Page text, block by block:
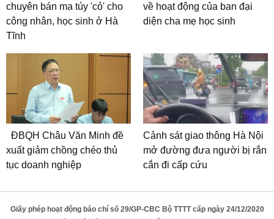
chuyên bán ma túy 'cỏ' cho
công nhân, học sinh ở Hà
Tĩnh
về hoạt động của ban đại
diện cha mẹ học sinh
ĐBQH Châu Văn Minh đề
xuất giảm chồng chéo thủ
tục doanh nghiệp
Cảnh sát giao thông Hà Nội
mở đường đưa người bị rắn
cắn đi cấp cứu
Giấy phép hoạt động báo chí số 29/GP-CBC Bộ TTTT cấp ngày 24/12/2020